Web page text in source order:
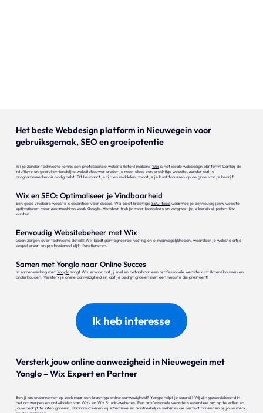
Het beste Webdesign platform in Nieuwegein voor
gebruiksgemak, SEO en groeipotentie
Wil je zonder technische kennis een professionele website (laten) maken? Wix is hét ideale webdesign platform! Dankzij de
intuïtieve en gebruiksvriendelijke websitebouwer creëer je moeiteloos een prachtige website, zonder dat je
programmeerkennis nodig hebt. Dit bespaart je tijd en middelen, zodat je je kunt focussen op de groei van je bedrijf.
Wix en SEO: Optimaliseer je Vindbaarheid
Een goed vindbare website is essentieel voor succes. Wix biedt krachtige SEO-toolswaarmee je eenvoudig jouw website
optimaliseert voor zoekmachines zoals Google. Hierdoor trek je meer bezoekers en vergroot je je bereik bij potentiële
klanten.
Eenvoudig Websitebeheer met Wix
Geen zorgen over technische details! Wix biedt geïntegreerde hosting en e-mailmogelijkheden, waardoor je website altijd
soepel draait en professioneel blijft functioneren.
Samen met Yonglo naar Online Succes
In samenwerking met Yonglozorgt Wix ervoor dat jij snel en betaalbaar een professionele website kunt (laten) bouwen en
onderhouden. Versterk je online aanwezigheid en laat je bedrijf groeien met een website die presteert!
Ik heb interesse
Versterk jouw online aanwezigheid in Nieuwegein met
Yonglo – Wix Expert en Partner
Ben jij als ondernemer op zoek naar een krachtige online aanwezigheid? Yonglo helpt je daarbij! Wij zijn gespecialiseerd in
het ontwerpen en ontwikkelen van Wix- en Wix Studio-websites. Een professionele website is essentieel om op te vallen en
jouw bedrijf te laten groeien. Daarom creëren wij effectieve en aantrekkelijke websites die perfect aansluiten bij jouw merk
Websites
Projecten